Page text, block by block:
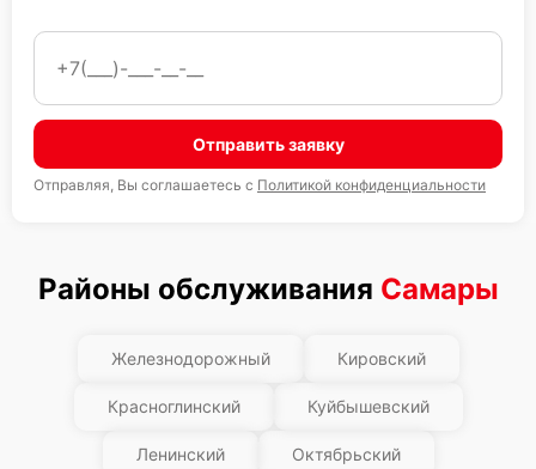
Отправить заявку
Отправляя, Вы соглашаетесь с Политикой конфиденциальности
Районы обслуживания Самары
Железнодорожный Кировский
Красноглинский Куйбышевский
Ленинский Октябрьский